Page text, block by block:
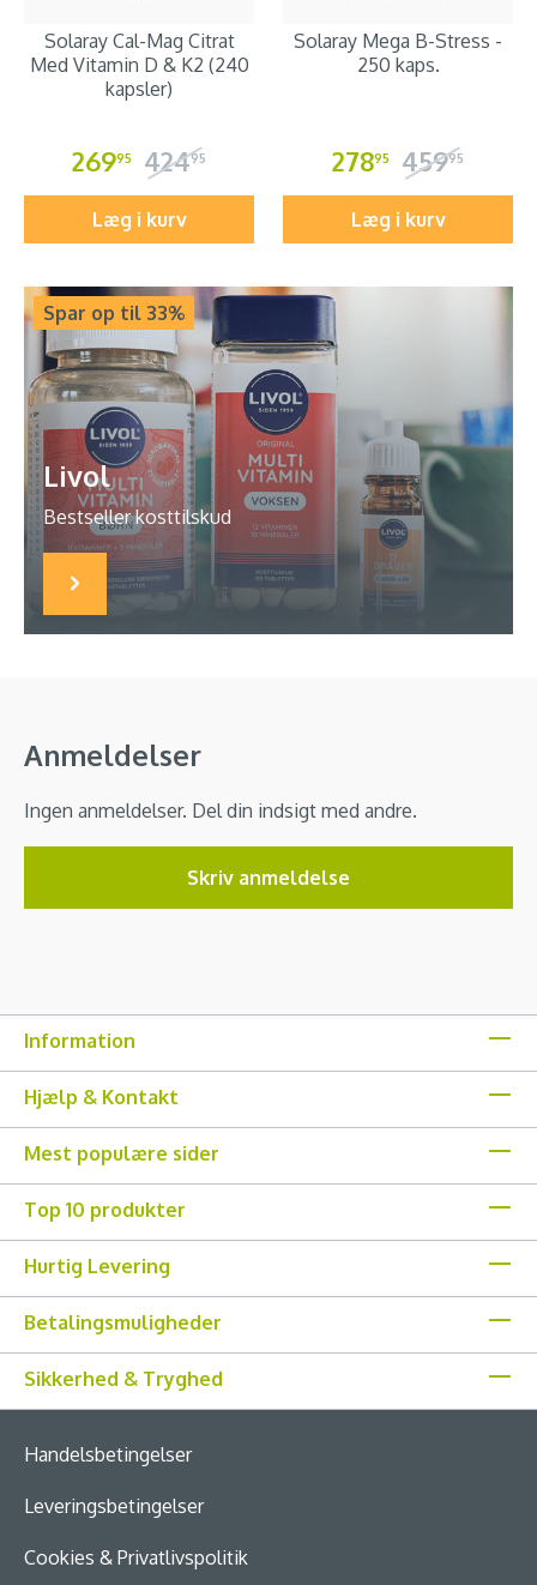
Solaray Cal-Mag Citrat
Med Vitamin D & K2 (240
kapsler)
26995 42495
Læg i kurv
Solaray Mega B-Stress -
250 kaps.
27895 45995
Læg i kurv
Spar op til 33%
Livol
Bestseller kosttilskud
Anmeldelser
Ingen anmeldelser. Del din indsigt med andre.
Skriv anmeldelse
Information
Hjælp & Kontakt
Mest populære sider
Top 10 produkter
Hurtig Levering
Betalingsmuligheder
Sikkerhed & Tryghed
Handelsbetingelser
Leveringsbetingelser
Cookies & Privatlivspolitik